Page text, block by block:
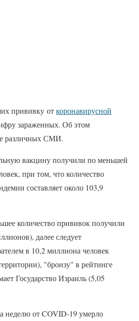
прививку откоронавирусной
зараженных. Об этом
различных СМИ.
вакцину получили по меньшей
при том, что количество
составляет около 103,9
количество прививок получили
далее следует
в 10,2 миллиона человек
"бронзу" в рейтинге
Государство Израиль (5,05
неделю от COVID-19 умерло